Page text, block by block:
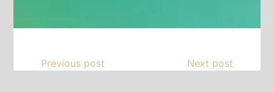
Previous post Next post